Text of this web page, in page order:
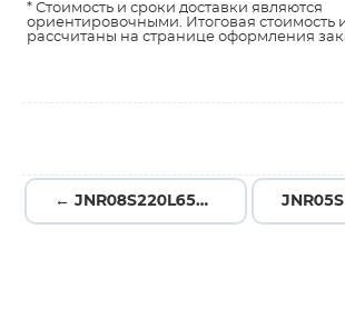
* Стоимость и сроки доставки являются
ориентировочными. Итоговая стоимость
рассчитаны на странице оформления
← JNR08S220L65YU4